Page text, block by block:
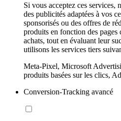
Si vous acceptez ces services,
des publicités adaptées à vos
sponsorisés ou des offres de
produits en fonction des pages
achats, tout en évaluant leur
utilisons les services tiers
Meta-Pixel, Microsoft
produits basées sur les clics,
Conversion-Tracking avancé